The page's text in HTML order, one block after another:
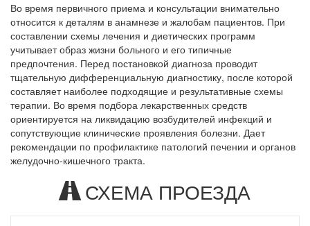
Во время первичного приема и консультации внимательно
относится к деталям в анамнезе и жалобам пациентов. При
составлении схемы лечения и диетических программ
учитывает образ жизни больного и его типичные
предпочтения. Перед постановкой диагноза проводит
тщательную дифференциальную диагностику, после которой
составляет наиболее подходящие и результативные схемы
терапии. Во время подбора лекарственных средств
ориентируется на ликвидацию возбудителей инфекций и
сопутствующие клинические проявления болезни. Дает
рекомендации по профилактике патологий печении и органов
желудочно-кишечного тракта.
СХЕМА ПРОЕЗДА